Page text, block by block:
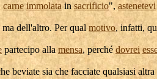
carne immolatain sacrificio", astenetevi
ma dell'altro. Per qual motivo, infatti,
partecipo alla mensa, perché dovrei
beviate sia che facciate qualsiasi